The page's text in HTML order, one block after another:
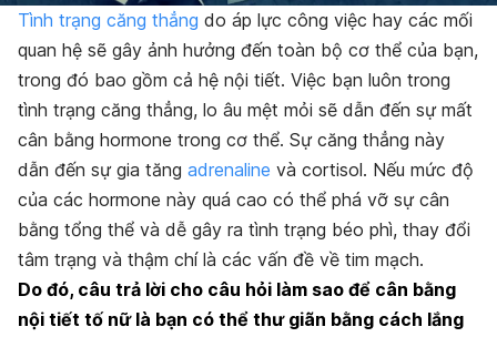
Tình trạng căng thẳng do áp lực công việc hay các mối
quan hệ sẽ gây ảnh hưởng đến toàn bộ cơ thể của bạn,
trong đó bao gồm cả hệ nội tiết. Việc bạn luôn trong
tình trạng căng thẳng, lo âu mệt mỏi sẽ dẫn đến sự mất
cân bằng hormone trong cơ thể. Sự căng thẳng này
dẫn đến sự gia tăng adrenaline và cortisol. Nếu mức độ
của các hormone này quá cao có thể phá vỡ sự cân
bằng tổng thể và dễ gây ra tình trạng béo phì, thay đổi
tâm trạng và thậm chí là các vấn đề về tim mạch.
Do đó, câu trả lời cho câu hỏi làm sao để cân bằng
nội tiết tố nữ là bạn có thể thư giãn bằng cách lắng